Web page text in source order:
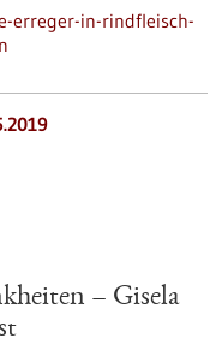
erreger-in-rindfleisch-
– Gisela